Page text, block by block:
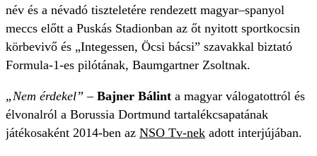
név és a névadó tiszteletére rendezett magyar–spanyol
meccs előtt a Puskás Stadionban az őt nyitott sportkocsin
körbevivő és „Integessen, Öcsi bácsi” szavakkal biztató
Formula-1-es pilótának, Baumgartner Zsoltnak.
„Nem érdekel” – Bajner Bálint a magyar válogatottról és
élvonalról a Borussia Dortmund tartalékcsapatának
játékosaként 2014-ben az NSO Tv-nek adott interjújában.